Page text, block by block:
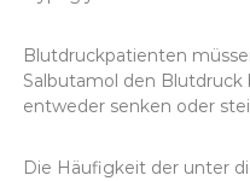
Blutdruckpatienten
Salbutamol den Blutdruck
entweder senken oder
Die Häufigkeit der unter